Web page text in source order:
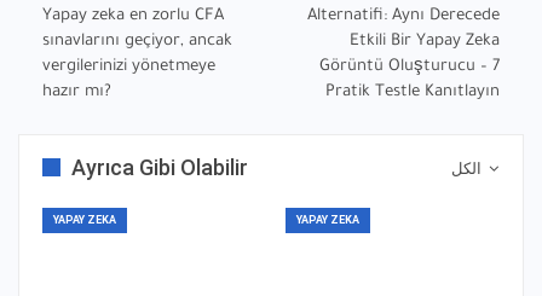
Yapay zeka en zorlu CFA
sınavlarını geçiyor, ancak
vergilerinizi yönetmeye
hazır mı?
Alternatifi: Aynı Derecede
Etkili Bir Yapay Zeka
Görüntü Oluşturucu – 7
Pratik Testle Kanıtlayın
Ayrıca Gibi Olabilir
YAPAY ZEKA YAPAY ZEKA